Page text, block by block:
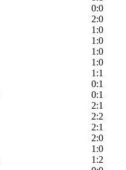
0:0
2:0
1:0
1:0
1:0
1:0
1:1
0:1
0:1
2:1
2:2
2:1
2:0
1:0
1:2